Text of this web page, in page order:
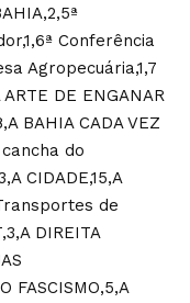
Conferência
Agropecuária,1,7
DE ENGANAR
BAHIA CADA VEZ
cancha do
CIDADE,15,A
de
DIREITA
FASCISMO,5,A